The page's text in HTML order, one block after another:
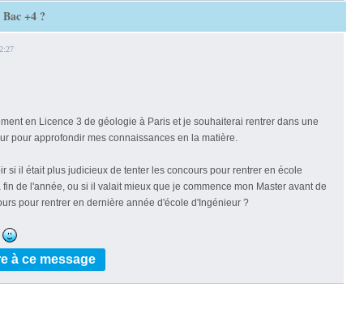
+4 ?
en Licence 3 de géologie à Paris et je souhaiterai rentrer dans une
pour approfondir mes connaissances en la matière.
si il était plus judicieux de tenter les concours pour rentrer en école
de l'année, ou si il valait mieux que je commence mon Master avant de
pour rentrer en dernière année d'école d'Ingénieur ?
à ce message